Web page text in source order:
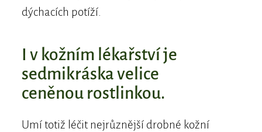
dýchacích potíží.
I v kožním lékařství je
sedmikráska velice
ceněnou rostlinkou.
Umí totiž léčit nejrůznější drobné kožní